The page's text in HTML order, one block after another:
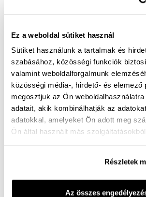
Ez a weboldal sütiket használ
Sütiket használunk a tartalmak és
szabásához, közösségi funkciók
valamint weboldalforgalmunk
közösségi média-, hirdető- és elemező
megosztjuk az Ön
adatait, akik kombinálhatják az
adatokkal, amelyeket Ön adott meg
Ön által használt más
Részletek
Az összes
46
KOSÁRBA
Mérettáblázat
Szállítási idő: